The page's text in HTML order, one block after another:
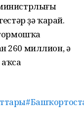
ҙә ҡарай.
260 миллион, ә